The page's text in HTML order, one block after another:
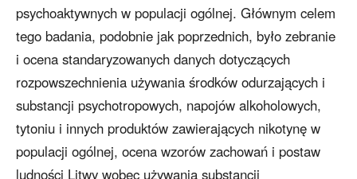
psychoaktywnych w populacji ogólnej. Głównym celem
tego badania, podobnie jak poprzednich, było zebranie
i ocena standaryzowanych danych dotyczących
rozpowszechnienia używania środków odurzających i
substancji psychotropowych, napojów alkoholowych,
tytoniu i innych produktów zawierających nikotynę w
populacji ogólnej, ocena wzorów zachowań i postaw
ludności Litwy wobec używania substancji